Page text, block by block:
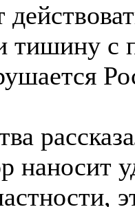
с
наносит